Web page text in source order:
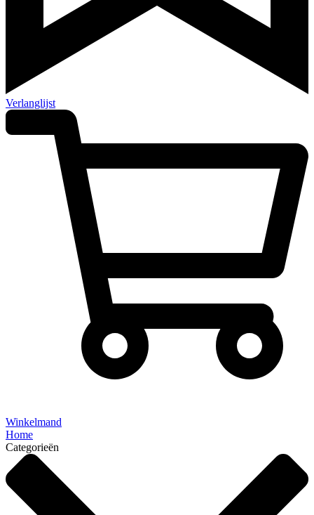
Verlanglijst
Winkelmand
Home
Categorieën